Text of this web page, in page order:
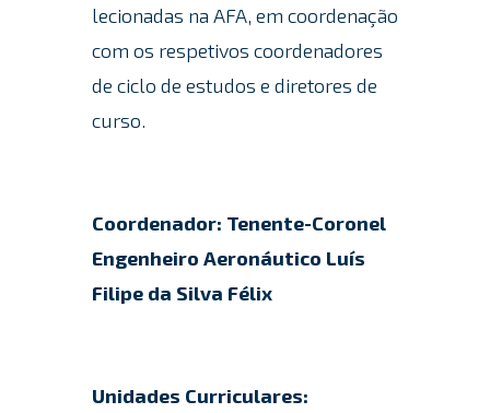
lecionadas na AFA, em coordenação
com os respetivos coordenadores
de ciclo de estudos e diretores de
curso.
Coordenador: Tenente-Coronel
Engenheiro Aeronáutico Luís
Filipe da Silva Félix
Unidades Curriculares: